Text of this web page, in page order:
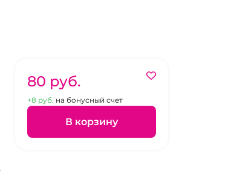
80 pуб.
+8 pуб. на бонусный счет
В корзину